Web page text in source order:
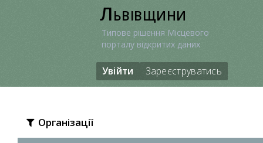
Львівщини
Типове рішення Місцевого
порталу відкритих даних
Увійти Зареєструватись
Організації